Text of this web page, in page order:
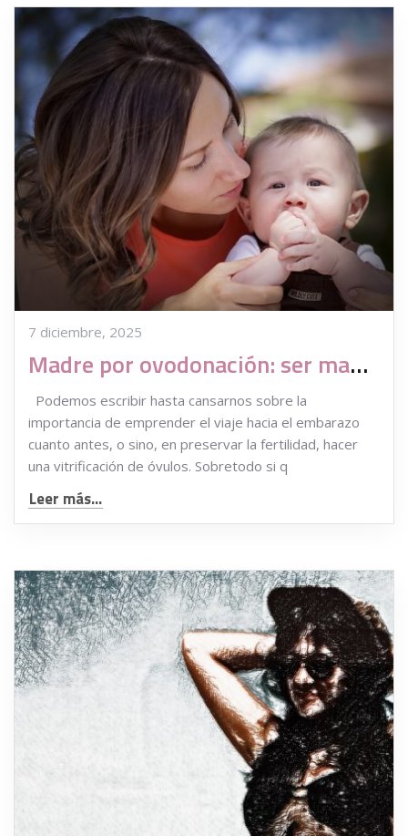
7 diciembre, 2025
Madre por ovodonación: ser madre sin príncipe azul
Podemos escribir hasta cansarnos sobre la
importancia de emprender el viaje hacia el embarazo
cuanto antes, o sino, en preservar la fertilidad, hacer
una vitrificación de óvulos. Sobretodo si q
Leer más...